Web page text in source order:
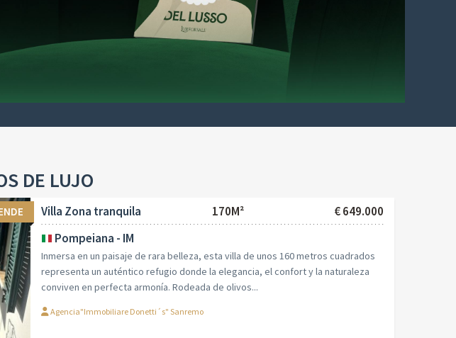
DE LUJO
Villa Zona tranquila 170M²
€ 649.000
Pompeiana - IM
Inmersa en un paisaje de rara belleza, esta villa de unos 160 metros cuadrados
representa un auténtico refugio donde la elegancia, el confort y la naturaleza
conviven en perfecta armonía. Rodeada de olivos...
Agencia"Immobiliare Donetti´s" Sanremo